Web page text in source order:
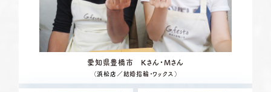
愛知県豊橋市 Kさん・Mさん
（浜松店 ／結婚指輪・ワックス）